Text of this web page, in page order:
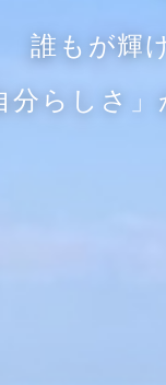
誰もが輝
分らしさ」